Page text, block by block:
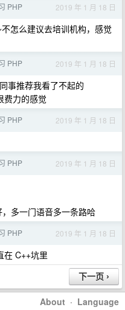
PHP 2019 年 1 月 18 日
怎么建议去培训机构，感觉
PHP 2019 年 1 月 18 日
事推荐我看了不起的
费力的感觉
PHP 2019 年 1 月 18 日
PHP 2019 年 1 月 18 日
多一门语音多一条路哈
PHP 2019 年 1 月 18 日
在 C++坑里
About · Language